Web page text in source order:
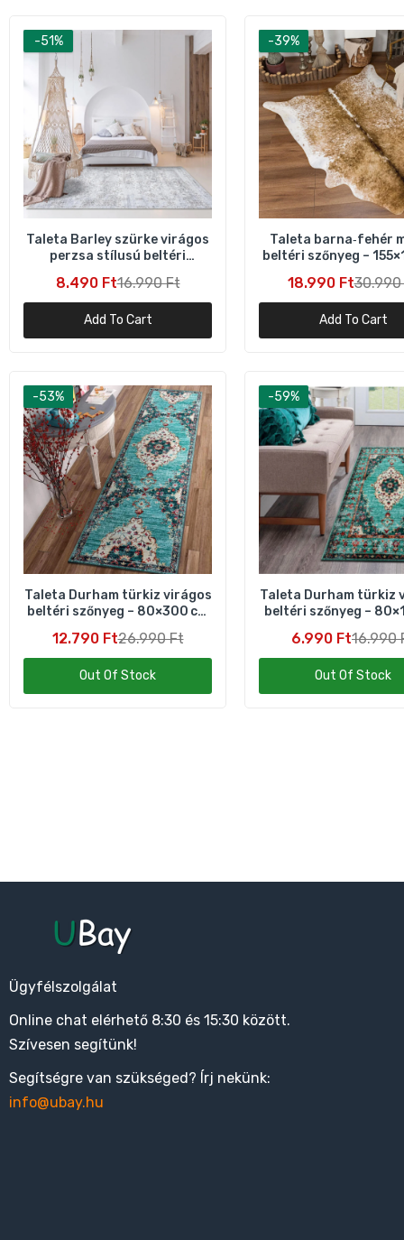
-51%
Taleta Barley szürke virágos
perzsa stílusú beltéri
8.490 Ft16.990 Ft
Add To Cart
-39%
Taleta barna‑fehér
beltéri szőnyeg –
18.990 Ft30.990
Add To Cart
-53%
Taleta Durham türkiz virágos
beltéri szőnyeg – 80×300 cm
12.790 Ft26.990 Ft
Out Of Stock
-59%
Taleta Durham türkiz
beltéri szőnyeg –
6.990 Ft16.990
Out Of Stock
Ügyfélszolgálat
Online chat elérhető 8:30 és 15:30 között.
Szívesen segítünk!
Segítségre van szükséged? Írj nekünk:
info@ubay.hu